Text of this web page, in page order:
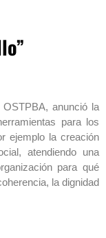
OSTPBA, anunció la
para los
ejemplo la creación
atendiendo una
para qué
la dignidad